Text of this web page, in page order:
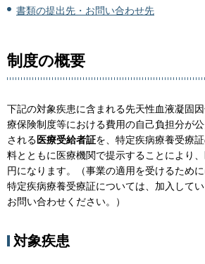
書類の提出先・お問い合わせ先
制度の概要
下記の対象疾患に含まれる先天性血液凝固
療保険制度等における費用の自己負担分が
される医療受給者証を、特定疾病療養受療
料とともに医療機関で提示することにより
円になります。（事業の適用を受けるために
特定疾病療養受療証については、加入して
お問い合わせください。）
対象疾患